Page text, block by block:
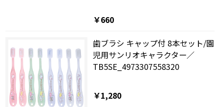
￥660
歯ブラシ キャップ付 8本セット/園
児用サンリオキャラクター／
TB5SE_4973307558320
￥1,280